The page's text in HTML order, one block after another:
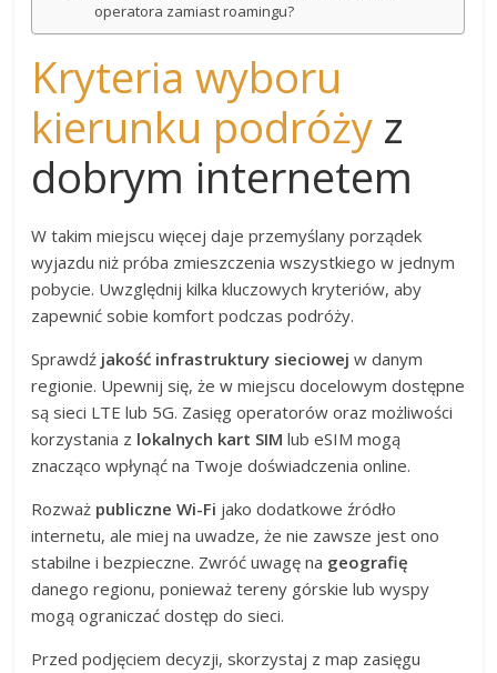
operatora zamiast roamingu?
Kryteria wyboru
kierunku podróży z
dobrym internetem
W takim miejscu więcej daje przemyślany porządek
wyjazdu niż próba zmieszczenia wszystkiego w jednym
pobycie. Uwzględnij kilka kluczowych kryteriów, aby
zapewnić sobie komfort podczas podróży.
Sprawdź jakość infrastruktury sieciowej w danym
regionie. Upewnij się, że w miejscu docelowym dostępne
są sieci LTE lub 5G. Zasięg operatorów oraz możliwości
korzystania z lokalnych kart SIM lub eSIM mogą
znacząco wpłynąć na Twoje doświadczenia online.
Rozważ publiczne Wi-Fi jako dodatkowe źródło
internetu, ale miej na uwadze, że nie zawsze jest ono
stabilne i bezpieczne. Zwróć uwagę na geografię
danego regionu, ponieważ tereny górskie lub wyspy
mogą ograniczać dostęp do sieci.
Przed podjęciem decyzji, skorzystaj z map zasięgu